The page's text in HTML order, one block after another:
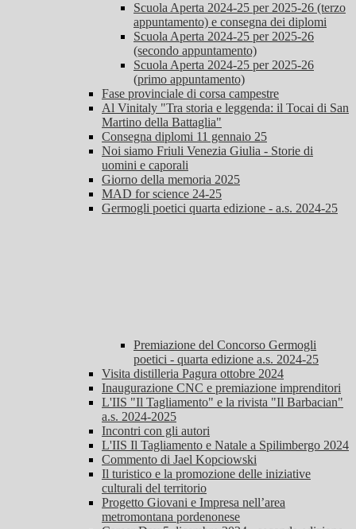
Scuola Aperta 2024-25 per 2025-26 (terzo
appuntamento) e consegna dei diplomi
Scuola Aperta 2024-25 per 2025-26
(secondo appuntamento)
Scuola Aperta 2024-25 per 2025-26
(primo appuntamento)
Fase provinciale di corsa campestre
Al Vinitaly "Tra storia e leggenda: il Tocai di San
Martino della Battaglia"
Consegna diplomi 11 gennaio 25
Noi siamo Friuli Venezia Giulia - Storie di
uomini e caporali
Giorno della memoria 2025
MAD for science 24-25
Germogli poetici quarta edizione - a.s. 2024-25
Premiazione del Concorso Germogli
poetici - quarta edizione a.s. 2024-25
Visita distilleria Pagura ottobre 2024
Inaugurazione CNC e premiazione imprenditori
L'IIS "Il Tagliamento" e la rivista "Il Barbacian"
a.s. 2024-2025
Incontri con gli autori
L'IIS Il Tagliamento e Natale a Spilimbergo 2024
Commento di Jael Kopciowski
Il turistico e la promozione delle iniziative
culturali del territorio
Progetto Giovani e Impresa nell’area
metromontana pordenonese